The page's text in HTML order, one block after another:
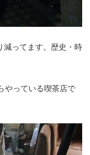
減ってます。歴史・時
やっている喫茶店で